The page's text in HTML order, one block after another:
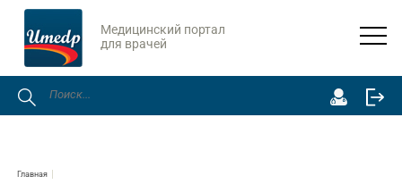
Медицинский портал
для врачей
Главная